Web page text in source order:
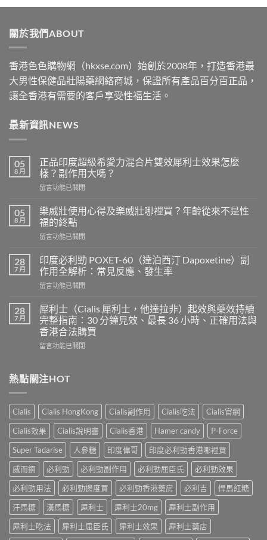
$489
關於我們ABOUT
香港色色購物網（hkxse.com）始創於2008年，打造香港最
大男性保健品壯陽藥網絡商城，保證所有產品百分百正品，
讓全香港有需要的客戶享受性福生活。
最新資訊NEWS
05
8 月
正品印度超級希愛力混合片雙效犀利士效果怎麼
樣？副作用大嗎？
在
品
印
度
超
希
愛
力
混
片
雙
效
犀
利
果
樣？
副
作
用
大
嗎？〉
留言功能已關閉
05
8 月
樂威壯使用心得及樂威壯哪裡買？年齡從來不是性
福的終點
在
威
壯
使
用
得
及
樂
威
壯
買？
從
來
不
是
性
福
終
點〉
中
留言功能已關閉
28
7 月
印度必利勁 POXET-60（達泊西汀 Dapoxetine）副
作用全解析：常見反應、發生率
在
度
必
利
勁
POXET-
西
汀
副
作
用
全
解
析：
見
反
應、
生
率〉
中
留言功能已關閉
28
7 月
犀利士（Cialis 犀利士，他達拉非）起效與藥效持續
完整指南：30 分鐘見效、最長 36 小時、正確用法與
香港合法購買
在
士
（Cialis
利
士，
他
達
拉
非）
效
與
藥
持
續
完
留言功能已關閉
熱點關注HOT
Cialis Cialis HongKong Cialis副作用 Cialis吃法
Cialis官網
Cialis效果
Cialis說明書 Cialis香港 Hamer candy
P-Force
Super Tadarise
人參糖 印度偉哥
印度必利勁香港哪裡買
威而鋼
必利勁 必利勁副作用 必利勁屈臣氏
必利勁效果
必利勁用法
必利勁邊度買 必利勁香港藥房 必利吉
悍馬紅糖
汗馬糖
漢馬糖 犀利士 犀利士20mg
犀利士副作用
犀利士吃法
犀利士屈臣氏 犀利士效果 犀利士藥店